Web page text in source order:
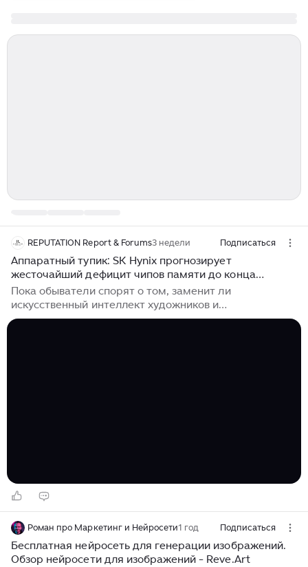
REPUTATION Report & Forums3 недели Подписаться
Аппаратный тупик: SK Hynix прогнозирует
жесточайший дефицит чипов памяти до конца
десятилетия
Пока обыватели спорят о том, заменит ли
искусственный интеллект художников и
копирайтеров, мировая технологическая индустрия
Роман про Маркетинг и Нейросети1 год Подписаться
Бесплатная нейросеть для генерации изображений.
Обзор нейросети для изображений - Reve.Art